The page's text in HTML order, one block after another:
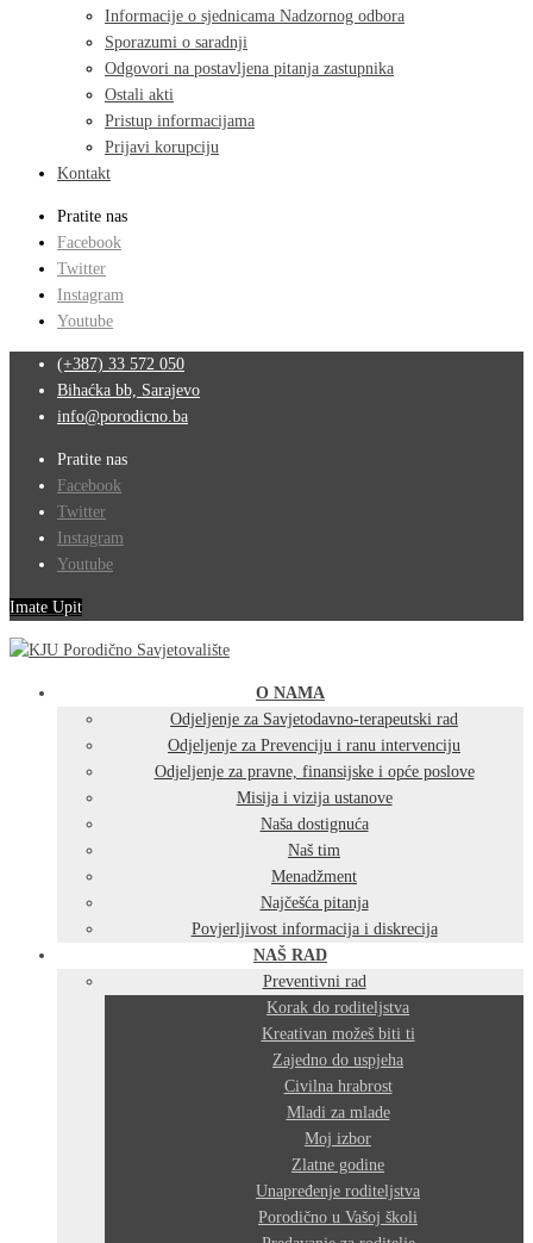
Informacije o sjednicama Nadzornog odbora
Sporazumi o saradnji
Odgovori na postavljena pitanja zastupnika
Ostali akti
Pristup informacijama
Prijavi korupciju
Kontakt
Pratite nas
Facebook
Twitter
Instagram
Youtube
(+387) 33 572 050
Bihaćka bb, Sarajevo
info@porodicno.ba
Pratite nas
Facebook
Twitter
Instagram
Youtube
Imate Upit
O NAMA
Odjeljenje za Savjetodavno-terapeutski rad
Odjeljenje za Prevenciju i ranu intervenciju
Odjeljenje za pravne, finansijske i opće poslove
Misija i vizija ustanove
Naša dostignuća
Naš tim
Menadžment
Najčešća pitanja
Povjerljivost informacija i diskrecija
NAŠ RAD
Preventivni rad
Korak do roditeljstva
Kreativan možeš biti ti
Zajedno do uspjeha
Civilna hrabrost
Mladi za mlade
Moj izbor
Zlatne godine
Unapređenje roditeljstva
Porodično u Vašoj školi